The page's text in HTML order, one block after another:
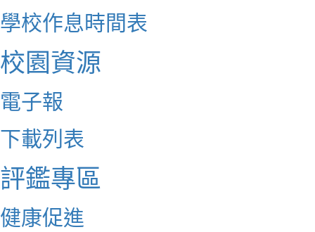
學校作息時間表
校園資源
電子報
下載列表
評鑑專區
健康促進